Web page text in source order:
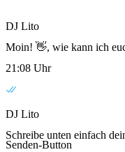
DJ Lito
Moin! 👋, wie kann ich
21:08 Uhr
DJ Lito
Schreibe unten einfach
Senden-Button